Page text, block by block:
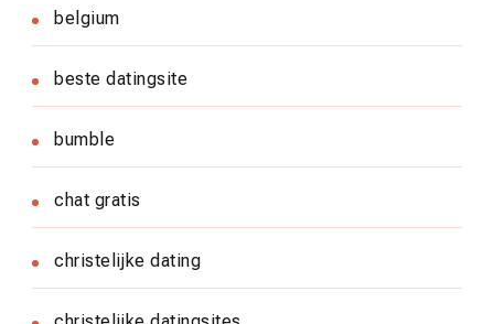
belgium
beste datingsite
bumble
chat gratis
christelijke dating